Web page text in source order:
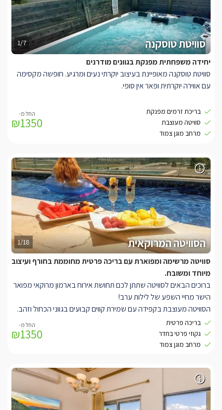
* הכניסה לסוויטה נמצאת מעל מפלס הרחוב - ישנן מדרגות (כ2.5
מטר)אל הכניסה - להולכי הרחוב אין זווית ראייה אל פנים או חצר
הסוויטה, אך לאלו המעדיפים ישנו וילון חיצוני שניתן לסגירה לפרטיות
מלאה.
*מול הסוויטה נבנה בית שאינו נראה בתמונות ומסתיר את הנוף
1/18 הסוויטה המרוקאית
סוויטה מרשימה ומפוארת עם בריכה פרטית מחוממת בחורף ועיצוב
מיוחד ומשובח.
ברוכים הבאים לסוויטה שתתן לכם תחושת אירוח בארמון מרוקאי מפואר
הישר מחיי השפע של לילות ערב!
הסוויטה מעוצבת בקפידה עם שמירת קווים קבועים בגווני הכחול וזהב.
השקעה במשחקי תאורה מיוחדים בגוונים כחולים, אינטימיים ומרהיבים.
סלון אותנטי הנותן תחושה של מלכים מרוקאיים, טלוויזיה LCD עם חיבור
HOT, אינטרנט אלחוטי, בר ישיבה, מיזוג אוויר. הסוויטה מאובזרת
קפה, מיקרוגל, כיריים חשמליות, טוסטר קופץ, טוסטר משולשים, כלי
אוכל בעיצובים משובחים ופינוקים טעימים. בחצר החיצונית, הפרטית
והמוצנעת של הסוויטה תוכלו ליהנות מבריכה מרשימה מעוצבת
ומיוחדת עם גימור פסיפס ועיטור של בת ים מול הנוף של הר הכרמל
בריכה פרטית
גקוזי פרטי בחדר
מרחב מוגן צמוד
₪1350
1/7 סוויטת טוסקנה
יחידה משפחתית מפנקת בגוונים מודרנים
סוויטת טוסקנה מאופיינת בעיצוב יוקרתי נעים ומרגיע. חופשה מקסימה
עם אווירה יוקרתית ופאר אין סופי.
בסוויטה היוקרתית תוכלו למצוא
שני חדרי שינה עם מיטות זוגיות, חדר
רחצה משותף עם מקלחון עיסוי, סלון, מטבח מאובזר עם מקרר, מכונת
קפה, מיקרו תנור, כיריים חשמליות, מטוסטר משולשים, טוסטר
ׁבמתחם החצר הפרטית ישנה בריכת זרמים מפנקת באורך של 4 מטר.
בריכת זרמים מפנקת
סוויטה מעוצבת
מרחב מוגן צמוד
₪1350